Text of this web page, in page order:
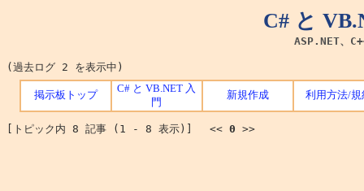
C# と
ASP.NET、
(過去ログ 2 を表示中)
掲示板トップ
C# と VB.NET 入
門
新規作成 利用方法/規
[トピック内 8 記事 (1 - 8 表示)] << 0 >>